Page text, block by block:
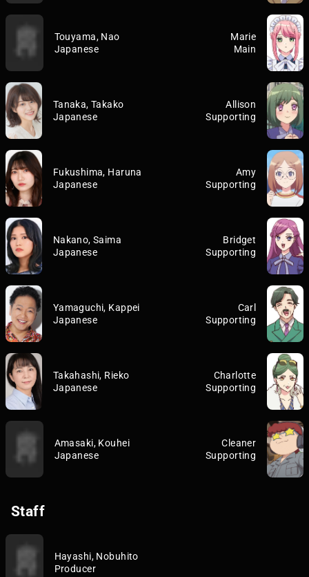
Touyama, Nao
Japanese
Marie
Main
Tanaka, Takako
Japanese
Allison
Supporting
Fukushima, Haruna
Japanese
Amy
Supporting
Nakano, Saima
Japanese
Bridget
Supporting
Yamaguchi, Kappei
Japanese
Carl
Supporting
Takahashi, Rieko
Japanese
Charlotte
Supporting
Amasaki, Kouhei
Japanese
Cleaner
Supporting
Staff
Hayashi, Nobuhito
Producer